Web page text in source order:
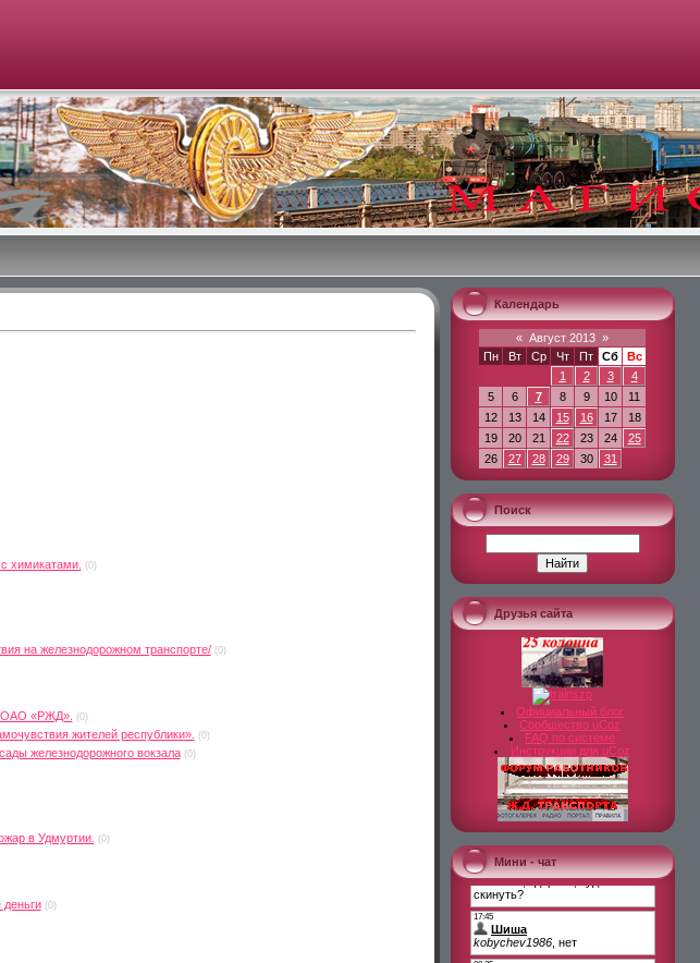
химикатами. (0)
на железнодорожном транспорте/ (0)
ОАО «РЖД». (0)
жителей республики». (0)
железнодорожного вокзала (0)
в Удмуртии. (0)
(0)
Календарь
« Август 2013 »
Пн
Вт Ср Чт Пт Сб
Вс
1
2 3
4
5
6 7 8 9 10
11
12
13 14 15 16 17
18
19
20 21 22 23 24
25
26
27 28 29 30 31
Поиск
Друзья сайта
Официальный блог
Сообщество uCoz
FAQ по системе
Инструкции для uCoz
Мини - чат